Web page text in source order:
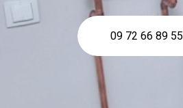
09 72 66 89 55